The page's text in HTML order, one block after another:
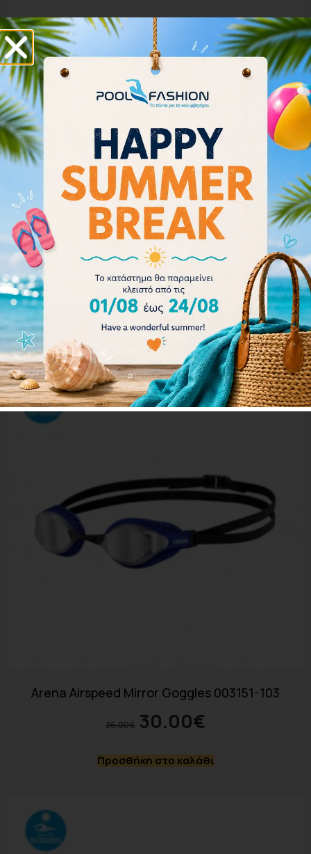
ARENA COBRA CORE SWIPE MIRROR-003251-530
67.00€
Διαβάστε περισσότερα
- 17%
Arena Airspeed Mirror Goggles 003151-103
36.00€ 30.00€
Προσθήκη στο καλάθι